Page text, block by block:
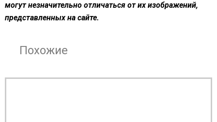
могут незначительно отличаться от их изображений,
представленных на сайте.
Похожие